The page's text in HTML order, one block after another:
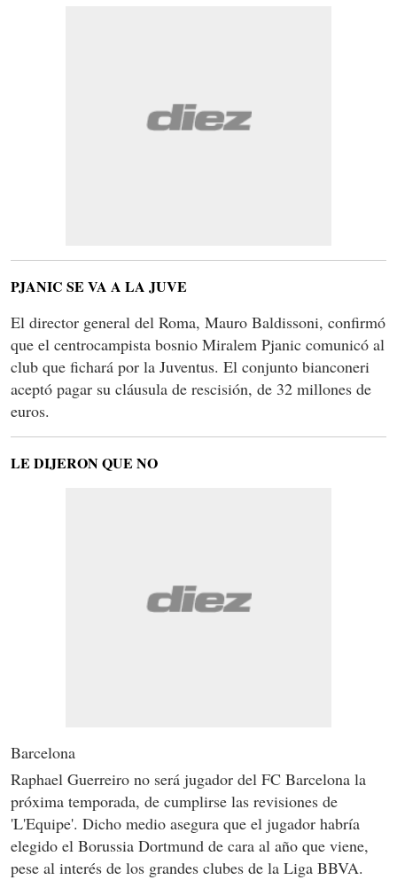
PJANIC SE VA A LA JUVE
El director general del Roma, Mauro Baldissoni, confirmó
que el centrocampista bosnio Miralem Pjanic comunicó al
club que fichará por la Juventus. El conjunto bianconeri
aceptó pagar su cláusula de rescisión, de 32 millones de
euros.
LE DIJERON QUE NO
Barcelona
Raphael Guerreiro no será jugador del FC Barcelona la
próxima temporada, de cumplirse las revisiones de
'L'Equipe'. Dicho medio asegura que el jugador habría
elegido el Borussia Dortmund de cara al año que viene,
pese al interés de los grandes clubes de la Liga BBVA.